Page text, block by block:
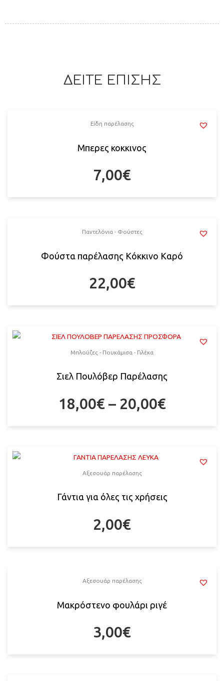
ΔΕΙΤΕ ΕΠΙΣΗΣ
Είδη παρέλασης
Μπερες κοκκινος
7,00€
Παντελόνια - Φούστες
Φούστα παρέλασης Κόκκινο Καρό
22,00€
Μπλούζες - Πουκάμισα - Γιλέκα
Σιελ Πουλόβερ Παρέλασης
18,00€ – 20,00€
Αξεσουάρ παρέλασης
Γάντια για όλες τις χρήσεις
2,00€
Αξεσουάρ παρέλασης
Μακρόστενο φουλάρι ριγέ
3,00€